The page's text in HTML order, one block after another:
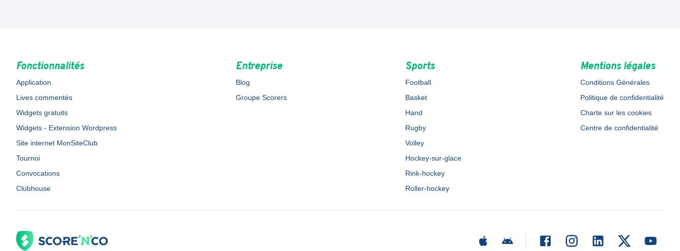
Fonctionnalités
Application
Lives commentés
Widgets gratuits
Widgets - Extension Wordpress
Site internet MonSiteClub
Tournoi
Convocations
Clubhouse
Entreprise
Blog
Groupe Scorers
Sports
Football
Basket
Hand
Rugby
Volley
Hockey-sur-glace
Rink-hockey
Roller-hockey
Mentions légales
Conditions Générales
Politique de confidentialité
Charte sur les cookies
Centre de confidentialité